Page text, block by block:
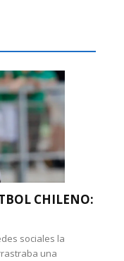
CHILENO:
sociales la
una